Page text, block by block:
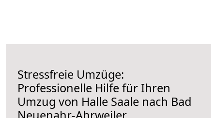
Stressfreie Umzüge:
Professionelle Hilfe für Ihren
Umzug von Halle Saale nach Bad